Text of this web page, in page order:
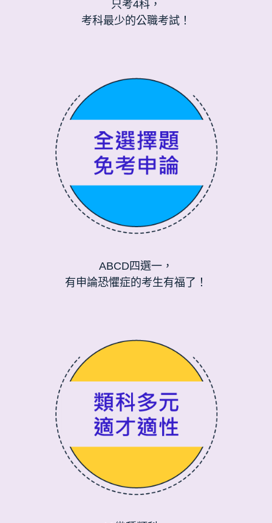
只考4科，
考科最少的公職考試！
ABCD四選一，
有申論恐懼症的考生有福了！